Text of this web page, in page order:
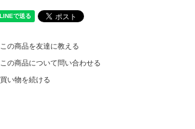
この商品を友達に教える
この商品について問い合わせる
買い物を続ける